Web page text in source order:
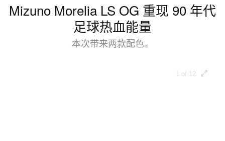
Mizuno Morelia LS OG 重现 90 年代
足球热血能量
本次带来两款配色。
1 of 12